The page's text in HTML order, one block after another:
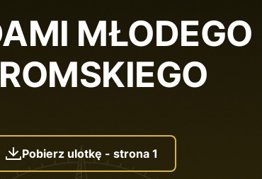
Aktualności
Kontakt
MŁODEGO
Pobierz ulotkę - strona 1